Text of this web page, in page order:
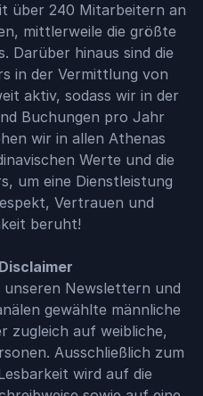
über 240 Mitarbeitern an
mittlerweile die größte
Darüber hinaus sind die
in der Vermittlung von
aktiv, sodass wir in der
Buchungen pro Jahr
wir in allen Athenas
Werte und die
um eine Dienstleistung
Vertrauen und
beruht!
unseren Newslettern und
gewählte männliche
zugleich auf weibliche,
Ausschließlich zum
wird auf die